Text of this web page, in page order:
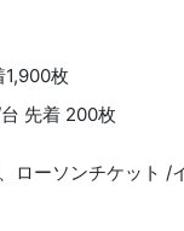
1,900枚
先着 200枚
ローソンチケット /